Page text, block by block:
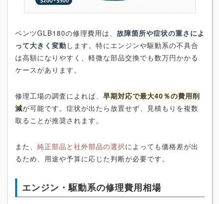
ベンツGLB180の修理費用は、 故障箇所や症状の重さによ
って大きく変動 します。特にエンジンや駆動系の不具合
は高額になりやすく、軽微な部品交換でも数万円かかる
ケースがあります。
修理工場の調査によれば、 早期対応で最大40％の費用削
減が可能です。症状が出たら放置せず、見積もりを複数
取ることが推奨されます。
また、 純正部品と社外部品の選択によっても価格差が出
るため、用途や予算に応じた判断が必要です。
エンジン・駆動系の修理費用相場